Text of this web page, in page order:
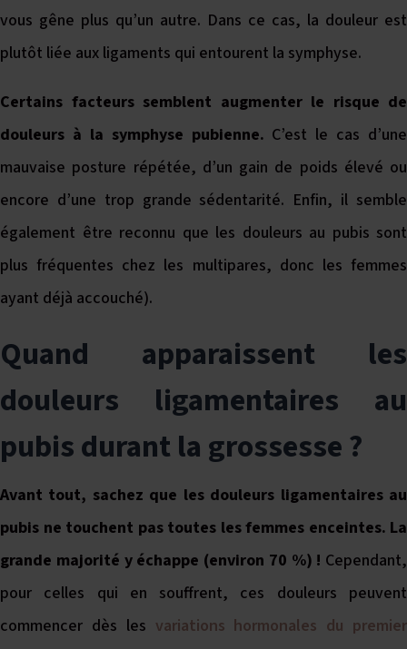
vous gêne plus qu’un autre. Dans ce cas, la douleur est
plutôt liée aux ligaments qui entourent la symphyse.
Certains facteurs semblent augmenter le risque de
douleurs à la symphyse pubienne. C’est le cas d’une
mauvaise posture répétée, d’un gain de poids élevé ou
encore d’une trop grande sédentarité. Enfin, il semble
également être reconnu que les douleurs au pubis sont
plus fréquentes chez les multipares, donc les femmes
ayant déjà accouché).
Quand apparaissent les
douleurs ligamentaires au
pubis durant la grossesse ?
Avant tout, sachez que les douleurs ligamentaires au
pubis ne touchent pas toutes les femmes enceintes. La
grande majorité y échappe (environ 70 %) ! Cependant,
pour celles qui en souffrent, ces douleurs peuvent
commencer dès les variations hormonales du premier